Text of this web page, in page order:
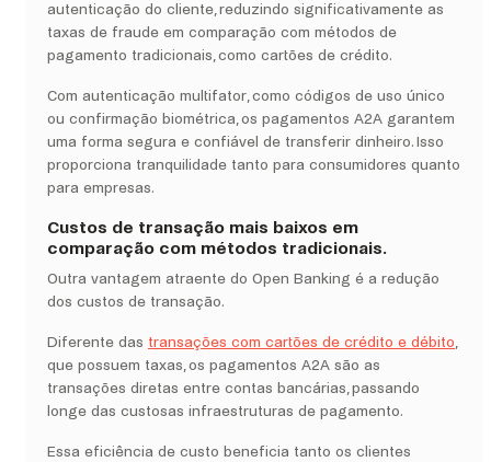
autenticação do cliente, reduzindo significativamente as
taxas de fraude em comparação com métodos de
pagamento tradicionais, como cartões de crédito.
Com autenticação multifator, como códigos de uso único
ou confirmação biométrica, os pagamentos A2A garantem
uma forma segura e confiável de transferir dinheiro. Isso
proporciona tranquilidade tanto para consumidores quanto
para empresas.
Custos de transação mais baixos em
comparação com métodos tradicionais.
Outra vantagem atraente do Open Banking é a redução
dos custos de transação.
Diferente das transações com cartões de crédito e débito
que possuem taxas, os pagamentos A2A são as
transações diretas entre contas bancárias, passando
longe das custosas infraestruturas de pagamento.
Essa eficiência de custo beneficia tanto os clientes